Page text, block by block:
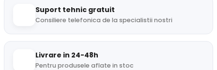
Suport tehnic gratuit
Consiliere telefonica de la specialistii nostri
Livrare in 24-48h
Pentru produsele aflate in stoc